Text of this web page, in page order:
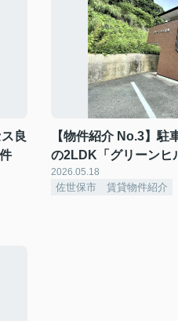
良
【物件紹介 No.3】駐
の2LDK「グリーンヒ
2026.05.18
佐世保市 賃貸物件紹介